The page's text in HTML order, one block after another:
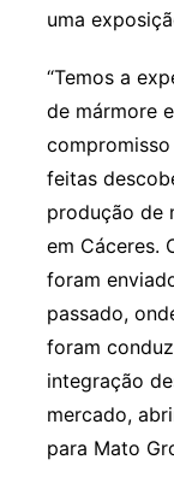
uma
“Temos a
de mármore
feitas
produção de
em Cáceres.
foram
passado,
foram
integração
mercado,
para Mato